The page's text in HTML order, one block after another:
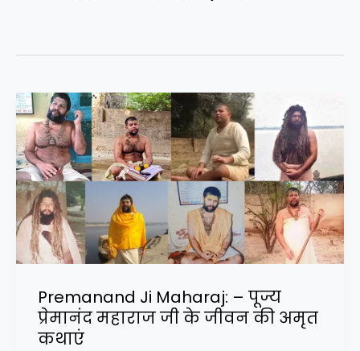
Premanand Ji Maharaj: – पूज्य
प्रेमानंद महाराज जी के जीवन की अमृत
कथाएं